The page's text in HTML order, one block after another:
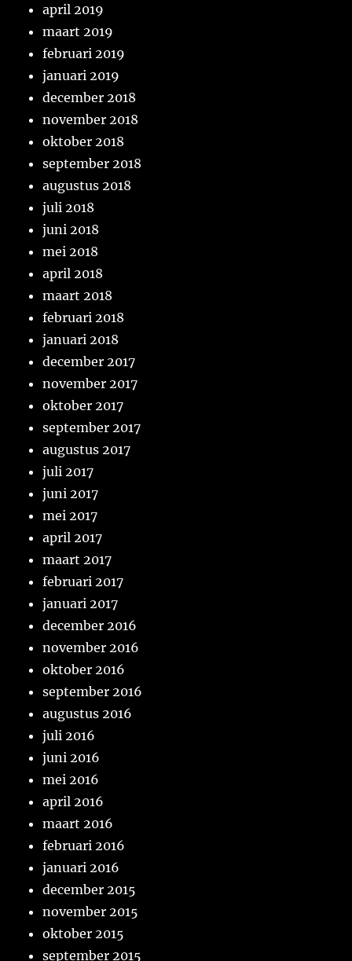
april 2019
maart 2019
februari 2019
januari 2019
december 2018
november 2018
oktober 2018
september 2018
augustus 2018
juli 2018
juni 2018
mei 2018
april 2018
maart 2018
februari 2018
januari 2018
december 2017
november 2017
oktober 2017
september 2017
augustus 2017
juli 2017
juni 2017
mei 2017
april 2017
maart 2017
februari 2017
januari 2017
december 2016
november 2016
oktober 2016
september 2016
augustus 2016
juli 2016
juni 2016
mei 2016
april 2016
maart 2016
februari 2016
januari 2016
december 2015
november 2015
oktober 2015
september 2015